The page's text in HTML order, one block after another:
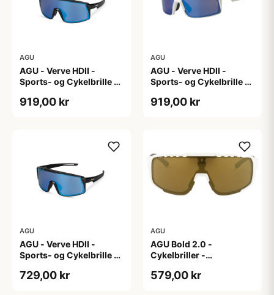
AGU
AGU - Verve HDII -
Sports- og Cykelbrille -
919,00 kr
AGU
AGU - Verve HDII -
Sports- og Cykelbrille -
919,00 kr
AGU
AGU - Verve HDII -
Sports- og Cykelbrille -
Sort/Gul
729,00 kr
AGU
AGU Bold 2.0 -
Cykelbriller -
579,00 kr